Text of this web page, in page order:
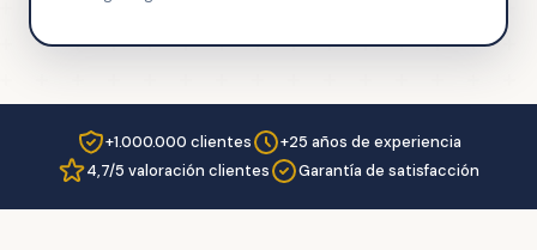
+1.000.000 clientes
+25 años de experiencia
4,7/5 valoración clientes
Garantía de satisfacción